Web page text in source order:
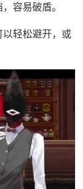
容易破盾。
轻松避开，或